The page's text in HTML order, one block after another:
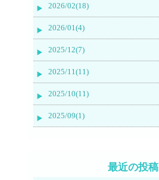
2026/02(18)
2026/01(4)
2025/12(7)
2025/11(11)
2025/10(11)
2025/09(1)
最近の投稿